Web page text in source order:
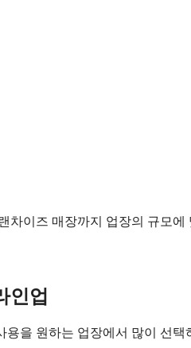
차이즈 매장까지 업장의 규모
인업
용을 원하는 업장에서 많이 선택